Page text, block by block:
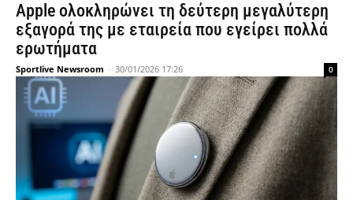
Apple ολοκληρώνει τη δεύτερη μεγαλύτερη
εξαγορά της με εταιρεία που εγείρει πολλά
ερωτήματα
Sportlive Newsroom - 30/01/2026 17:26 0